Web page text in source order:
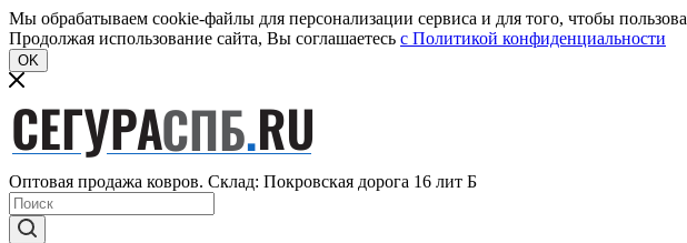
Мы обрабатываем cookie-файлы для персонализации сервиса и для того, чтобы
Продолжая использование сайта, Вы соглашаетесь c Политикой конфиденциальности
OK
Оптовая продажа ковров. Склад: Покровская дорога 16 лит Б